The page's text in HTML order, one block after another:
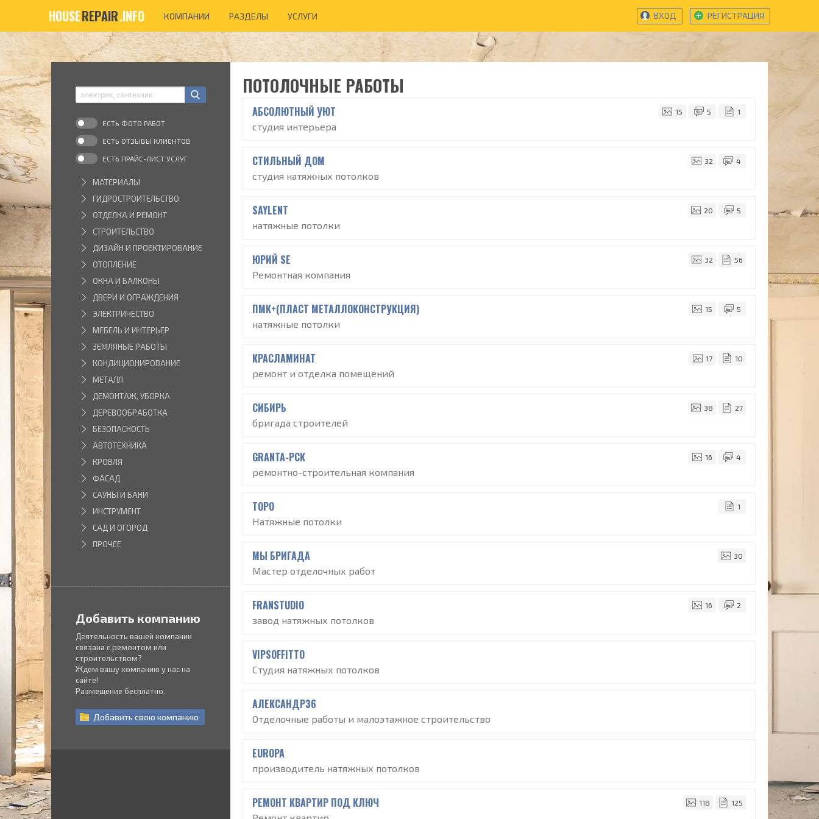
HOUSEREPAIR.INFO КОМПАНИИ РАЗДЕЛЫ УСЛУГИ ВХОД РЕГИСТРАЦИЯ
ЕСТЬ ФОТО РАБОТ
ЕСТЬ ОТЗЫВЫ КЛИЕНТОВ
ЕСТЬ ПРАЙС-ЛИСТ УСЛУГ
МАТЕРИАЛЫ
ГИДРОСТРОИТЕЛЬСТВО
ОТДЕЛКА И РЕМОНТ
СТРОИТЕЛЬСТВО
ДИЗАЙН И ПРОЕКТИРОВАНИЕ
ОТОПЛЕНИЕ
ОКНА И БАЛКОНЫ
ДВЕРИ И ОГРАЖДЕНИЯ
ЭЛЕКТРИЧЕСТВО
МЕБЕЛЬ И ИНТЕРЬЕР
ЗЕМЛЯНЫЕ РАБОТЫ
КОНДИЦИОНИРОВАНИЕ
МЕТАЛЛ
ДЕМОНТАЖ, УБОРКА
ДЕРЕВООБРАБОТКА
БЕЗОПАСНОСТЬ
АВТОТЕХНИКА
КРОВЛЯ
ФАСАД
САУНЫ И БАНИ
ИНСТРУМЕНТ
САД И ОГОРОД
ПРОЧЕЕ
Добавить компанию
Деятельность вашей компании
связана с ремонтом или
строительством?
Ждем вашу компанию у нас на
сайте!
Размещение бесплатно.
Добавить свою компанию
ПОТОЛОЧНЫЕ РАБОТЫ
АБСОЛЮТНЫЙ УЮТ
студия интерьера
15 5 1
СТИЛЬНЫЙ ДОМ
студия натяжных потолков
32 4
SAYLENT
натяжные потолки
20 5
ЮРИЙ SE
Ремонтная компания
32 56
ПМК+(ПЛАСТ МЕТАЛЛОКОНСТРУКЦИЯ)
натяжные потолки
15 5
КРАСЛАМИНАТ
ремонт и отделка помещений
17 10
СИБИРЬ
бригада строителей
38 27
GRANTA-РСК
ремонтно-строительная компания
16 4
ТОРО
Натяжные потолки
1
МЫ БРИГАДА
Мастер отделочных работ
30
FRANSTUDIO
завод натяжных потолков
16 2
VIPSOFFITTO
Студия натяжных потолков
АЛЕКСАНДР36
Отделочные работы и малоэтажное строительство
EUROPA
производитель натяжных потолков
РЕМОНТ КВАРТИР ПОД КЛЮЧ 118 125